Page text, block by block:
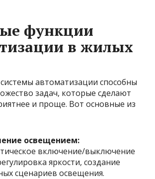
функции
в жилых
автоматизации способны
задач, которые сделают
и проще. Вот основные из
освещением:
включение/выключение
яркости, создание
сценариев освещения.